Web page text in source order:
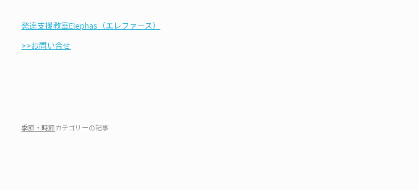
発達支援教室Elephas（エレファース）
>>お問い合せ
季節・時節カテゴリーの記事